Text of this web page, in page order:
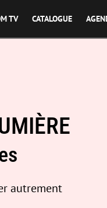
TV CATALOGUE
autrement